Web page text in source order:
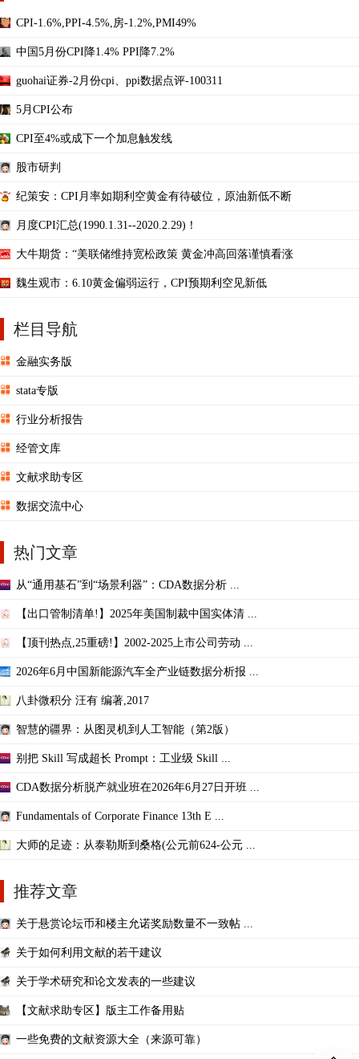
CPI-1.6%,PPI-4.5%,房-1.2%,PMI49%
中国5月份CPI降1.4% PPI降7.2%
guohai证券-2月份cpi、ppi数据点评-100311
5月CPI公布
CPI至4%或成下一个加息触发线
股市研判
纪策安：CPI月率如期利空黄金有待破位，原油新低不断
月度CPI汇总(1990.1.31--2020.2.29)！
大牛期货：“美联储维持宽松政策 黄金冲高回落谨慎看涨
魏生观市：6.10黄金偏弱运行，CPI预期利空见新低
栏目导航
金融实务版
stata专版
行业分析报告
经管文库
文献求助专区
数据交流中心
热门文章
从“通用基石”到“场景利器”：CDA数据分析 ...
【出口管制清单!】2025年美国制裁中国实体清 ...
【顶刊热点,25重磅!】2002-2025上市公司劳动 ...
2026年6月中国新能源汽车全产业链数据分析报 ...
八卦微积分 汪有 编著,2017
智慧的疆界：从图灵机到人工智能（第2版）
别把 Skill 写成超长 Prompt：工业级 Skill ...
CDA数据分析脱产就业班在2026年6月27日开班 ...
Fundamentals of Corporate Finance 13th E ...
大师的足迹：从泰勒斯到桑格(公元前624-公元 ...
推荐文章
关于悬赏论坛币和楼主允诺奖励数量不一致帖 ...
关于如何利用文献的若干建议
关于学术研究和论文发表的一些建议
【文献求助专区】版主工作备用贴
一些免费的文献资源大全（来源可靠）